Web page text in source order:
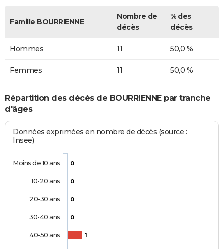
Famille BOURRIENNE
Nombre de
décès
% des
décès
Hommes 11 50,0 %
Femmes 11 50,0 %
Répartition des décès de BOURRIENNE par tranche
d'âges
Données exprimées en nombre de décès (source :
Insee)
0
0
0
0
1
Moins de 10 ans
10-20 ans
20-30 ans
30-40 ans
40-50 ans